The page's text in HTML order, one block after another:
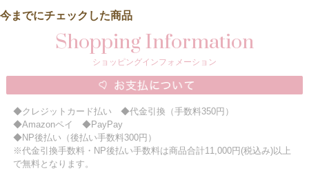
今までにチェックした商品
Shopping Information
ショッピングインフォメーション
◆クレジットカード払い ◆代金引換（手数料350円）
◆Amazonペイ ◆PayPay
◆NP後払い（後払い手数料300円）
※代金引換手数料・NP後払い手数料は商品合計11,000円(税込み)以上
で無料となります。